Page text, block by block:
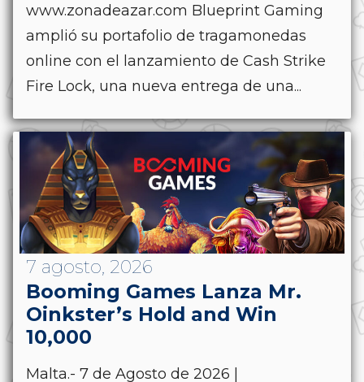
www.zonadeazar.com Blueprint Gaming
amplió su portafolio de tragamonedas
online con el lanzamiento de Cash Strike
Fire Lock, una nueva entrega de una...
7 agosto, 2026
Booming Games Lanza Mr.
Oinkster’s Hold and Win
10,000
Malta.- 7 de Agosto de 2026 |